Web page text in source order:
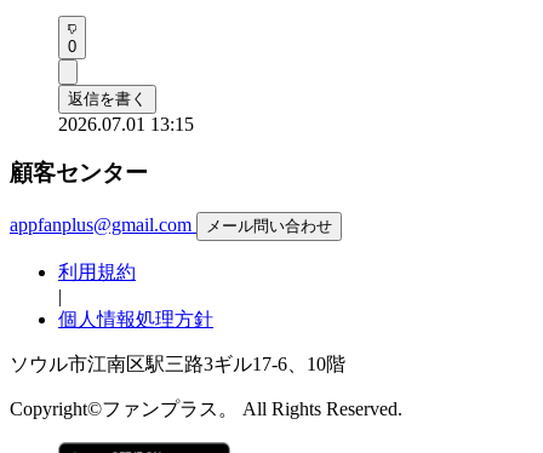
0
返信を書く
2026.07.01 13:15
顧客センター
appfanplus@gmail.com メール問い合わせ
利用規約
|
個人情報処理方針
ソウル市江南区駅三路3ギル17-6、10階
Copyright©ファンプラス。 All Rights Reserved.